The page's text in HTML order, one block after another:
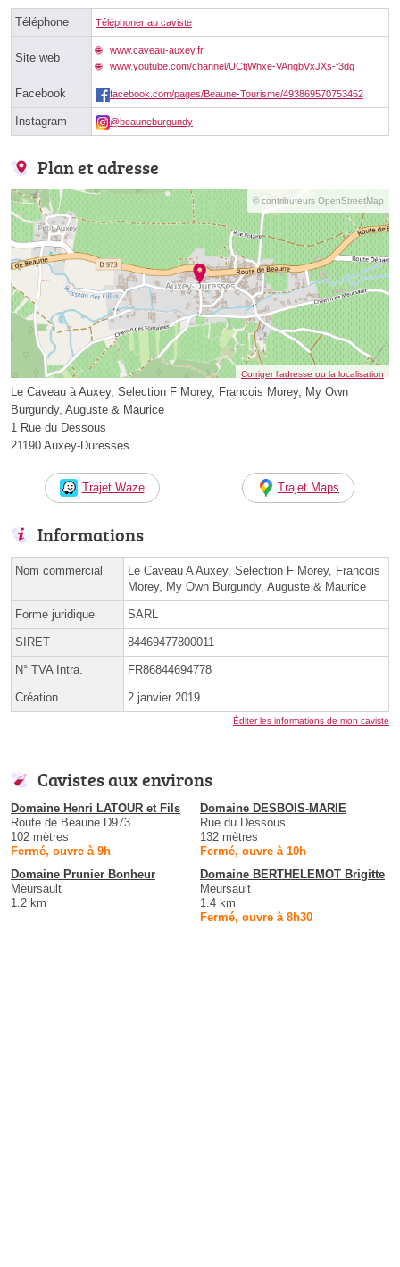
Téléphone Téléphoner au caviste
Site web
www.caveau-auxey.fr
www.youtube.com/channel/UCtjWhxe-VAngbVxJXs-f3dg
Facebook facebook.com/pages/Beaune-Tourisme/493869570753452
Instagram @beauneburgundy
Plan et adresse
© contributeurs OpenStreetMap
Corriger l’adresse ou la localisation
Le Caveau à Auxey, Selection F Morey, Francois Morey, My Own
Burgundy, Auguste & Maurice
1 Rue du Dessous
21190 Auxey-Duresses
Trajet Waze Trajet Maps
Informations
Nom commercial
Le Caveau A Auxey, Selection F Morey, Francois
Morey, My Own Burgundy, Auguste & Maurice
Forme juridique SARL
SIRET 84469477800011
N° TVA Intra. FR86844694778
Création 2 janvier 2019
Éditer les informations de mon caviste
Cavistes aux environs
Domaine Henri LATOUR et Fils
Route de Beaune D973
102 mètres
Fermé, ouvre à 9h
Domaine DESBOIS-MARIE
Rue du Dessous
132 mètres
Fermé, ouvre à 10h
Domaine Prunier Bonheur
Meursault
1.2 km
Domaine BERTHELEMOT Brigitte
Meursault
1.4 km
Fermé, ouvre à 8h30